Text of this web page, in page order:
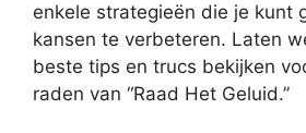
enkele strategieën die je kunt
kansen te verbeteren. Laten
beste tips en trucs bekijken
raden van “Raad Het Geluid.”